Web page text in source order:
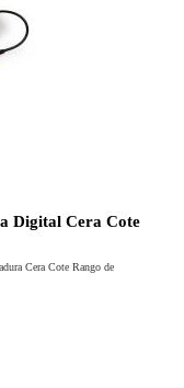
Digital Cera Cote
Cera Cote Rango de